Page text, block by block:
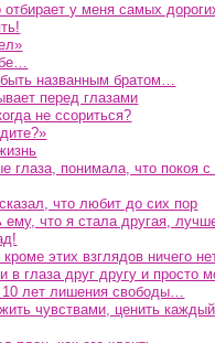
отбирает у меня самых
названным братом…
перед глазами
не ссориться?
глаза, понимала, что покоя
что любит до сих пор
ему, что я стала другая,
этих взглядов ничего
в глаза друг другу и просто
лет лишения свободы…
чувствами, ценить